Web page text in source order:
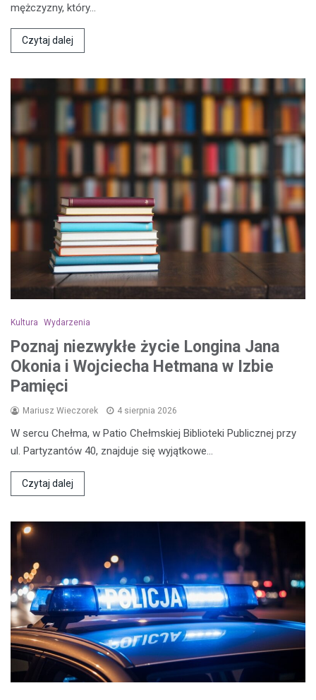
mężczyzny, który…
Czytaj dalej
Kultura Wydarzenia
Poznaj niezwykłe życie Longina Jana
Okonia i Wojciecha Hetmana w Izbie
Pamięci
Mariusz Wieczorek 4 sierpnia 2026
W sercu Chełma, w Patio Chełmskiej Biblioteki Publicznej przy
ul. Partyzantów 40, znajduje się wyjątkowe…
Czytaj dalej